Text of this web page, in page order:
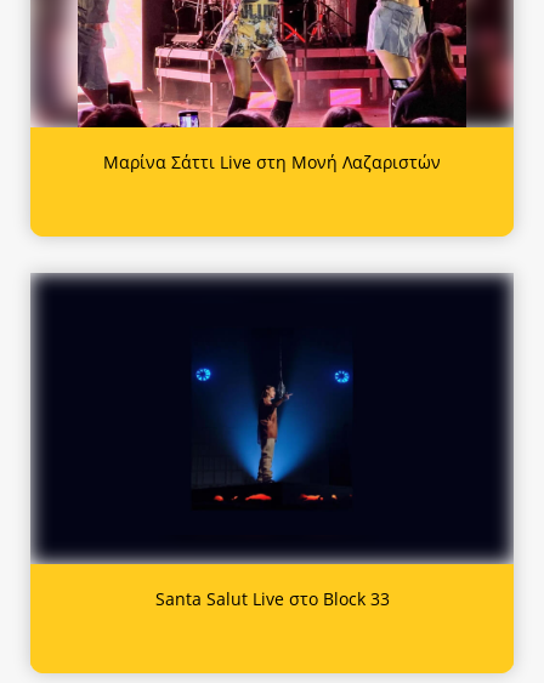
Μαρίνα Σάττι Live στη Μονή Λαζαριστών
Santa Salut Live στο Block 33